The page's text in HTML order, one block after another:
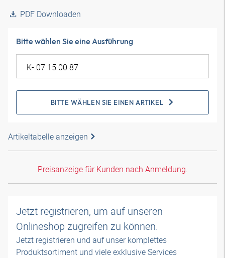
PDF Downloaden
Bitte wählen Sie eine Ausführung
BITTE WÄHLEN SIE EINEN ARTIKEL
Artikeltabelle anzeigen
Preisanzeige für Kunden nach Anmeldung.
Jetzt registrieren, um auf unseren
Onlineshop zugreifen zu können.
Jetzt registrieren und auf unser komplettes
Produktsortiment und viele exklusive Services